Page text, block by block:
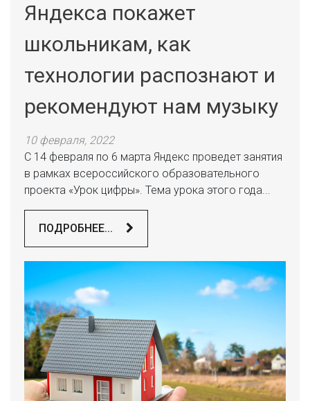
Яндекса покажет
школьникам, как
технологии распознают и
рекомендуют нам музыку
10 февраля, 2022
С 14 февраля по 6 марта Яндекс проведет занятия
в рамках всероссийского образовательного
проекта «Урок цифры». Тема урока этого года...
ПОДРОБНЕЕ...